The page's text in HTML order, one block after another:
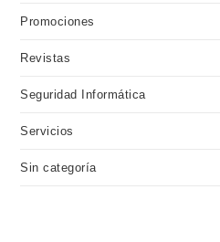
Promociones
Revistas
Seguridad Informática
Servicios
Sin categoría